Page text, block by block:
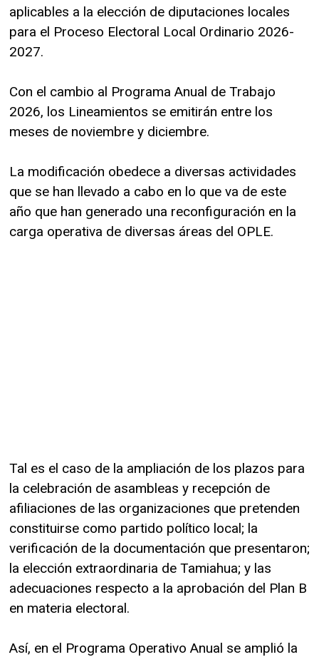
aplicables a la elección de diputaciones locales
para el Proceso Electoral Local Ordinario 2026-
2027.
Con el cambio al Programa Anual de Trabajo
2026, los Lineamientos se emitirán entre los
meses de noviembre y diciembre.
La modificación obedece a diversas actividades
que se han llevado a cabo en lo que va de este
año que han generado una reconfiguración en la
carga operativa de diversas áreas del OPLE.
Tal es el caso de la ampliación de los plazos para
la celebración de asambleas y recepción de
afiliaciones de las organizaciones que pretenden
constituirse como partido político local; la
verificación de la documentación que presentaron;
la elección extraordinaria de Tamiahua; y las
adecuaciones respecto a la aprobación del Plan B
en materia electoral.
Así, en el Programa Operativo Anual se amplió la